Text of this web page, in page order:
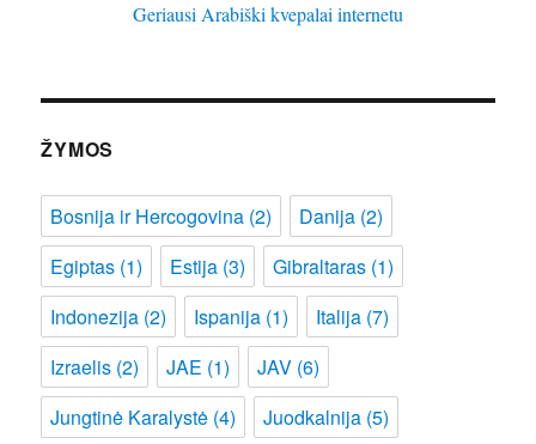
Geriausi Arabiški kvepalai internetu
ŽYMOS
Bosnija ir Hercogovina (2) Danija (2)
Egiptas (1) Estija (3) Gibraltaras (1)
Indonezija (2) Ispanija (1) Italija (7)
Izraelis (2) JAE (1) JAV (6)
Jungtinė Karalystė (4) Juodkalnija (5)